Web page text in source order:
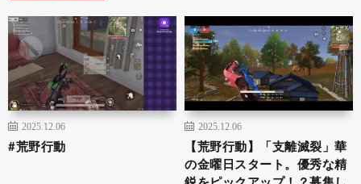
2025.12.06
#荒野行動
2025.12.06
【荒野行動】「支離滅裂」華
の金曜日スタート。優秀な精